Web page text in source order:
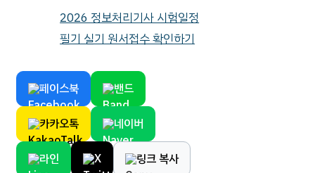
2026 정보처리기사 시험일정
필기 실기 원서접수 확인하기
페이스북 밴드
카카오톡 네이버
라인 X 링크 복사